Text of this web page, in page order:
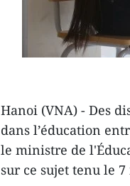
Hanoi (VNA) ​- Des
dans l’éducation
le ministre de
sur ce sujet tenu le